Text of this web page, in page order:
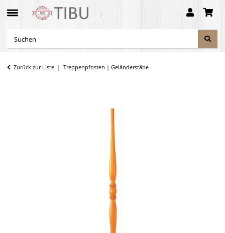
Zurück zur Liste Treppenpfosten | Geländerstäbe